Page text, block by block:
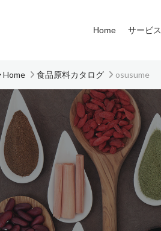
Home サービス
Home 食品原料カタログ osusume